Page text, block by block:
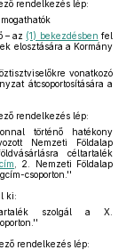
rendelkezés lép:
– az (1) bekezdésben fel
elosztására a Kormány
vonatkozó
átcsoportosítására a
rendelkezés lép:
történő hatékony
Nemzeti Földalap
céltartalék
, 2. Nemzeti Földalap
csoporton.''
ki:
szolgál a X.
rendelkezés lép: